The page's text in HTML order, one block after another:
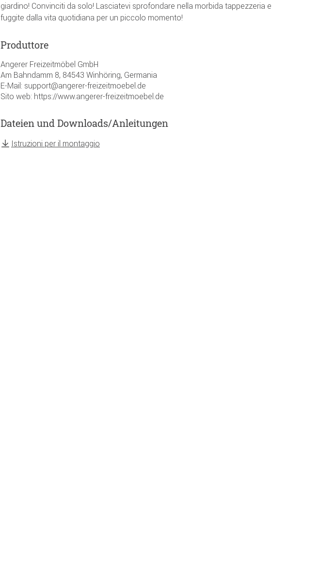
giardino! Convinciti da solo! Lasciatevi sprofondare nella morbida tappezzeria e
fuggite dalla vita quotidiana per un piccolo momento!
Produttore
Angerer Freizeitmöbel GmbH
Am Bahndamm 8, 84543 Winhöring, Germania
E-Mail: support@angerer-freizeitmoebel.de
Sito web: https://www.angerer-freizeitmoebel.de
Dateien und Downloads/Anleitungen
Istruzioni per il montaggio